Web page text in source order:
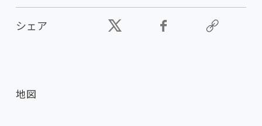
シェア
地図